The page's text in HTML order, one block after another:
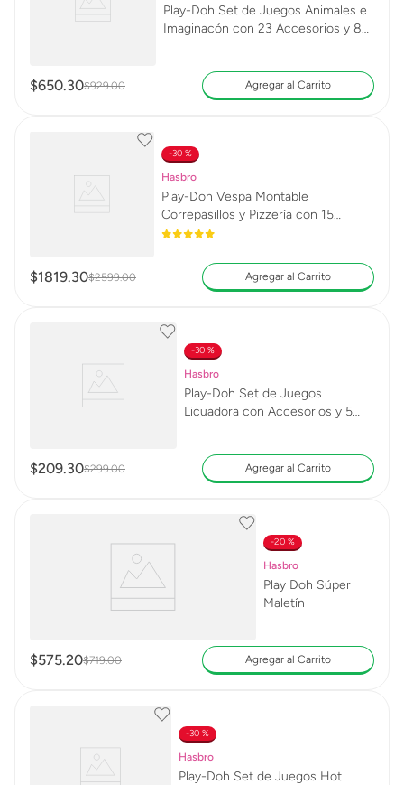
Play-Doh Set de Juegos Animales e
Imaginacón con 23 Accesorios y 8
$650.30$929.00 Agregar al Carrito
30 %
Hasbro
Play-Doh Vespa Montable
Correpasillos y Pizzería con 15
Accesorios y 10 Latas
$1819.30$2599.00 Agregar al Carrito
30 %
Hasbro
Play-Doh Set de Juegos
Licuadora con Accesorios y 5
$209.30$299.00 Agregar al Carrito
20 %
Hasbro
Play Doh Súper
Maletín
$575.20$719.00 Agregar al Carrito
30 %
Hasbro
Play-Doh Set de Juegos Hot